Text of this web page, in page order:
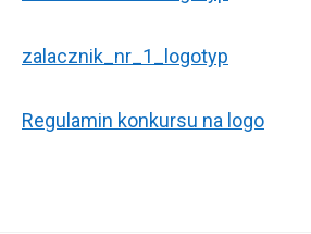
zalacznik_nr_1_logotyp
Regulamin konkursu na logo